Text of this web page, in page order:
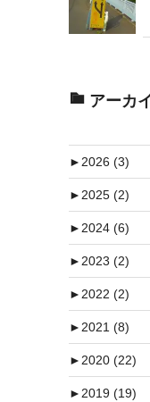
アーカ
►2026 (3)
►2025 (2)
►2024 (6)
►2023 (2)
►2022 (2)
►2021 (8)
►2020 (22)
►2019 (19)